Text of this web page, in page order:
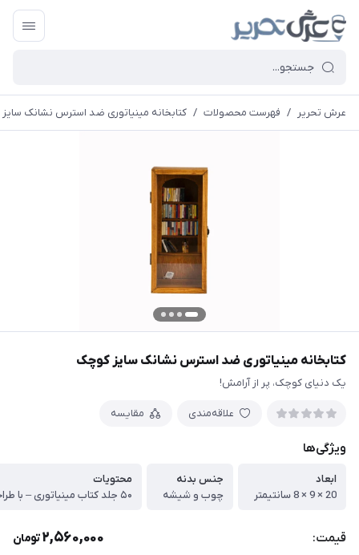
عرش تحریر / فهرست محصولات / کتابخانه مینیاتوری ضد استرس نشانک
کتابخانه مینیاتوری ضد استرس نشانک سایز کوچک
یک دنیای کوچک، پر از آرامش!
علاقه‌مندی مقایسه
ویژگی‌ها
ابعاد
20 × 9 × 8 سانتیمتر
جنس بدنه
چوب و شیشه
محتویات
قیمت: 2,560,000تومان